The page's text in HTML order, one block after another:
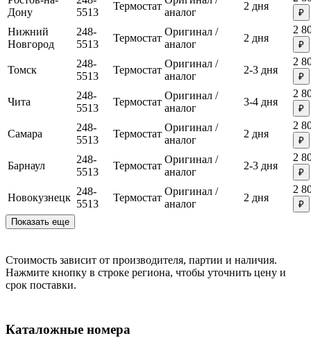
Дону
5513
Термостат
аналог
2 дня
₽
Нижний
Новгород
248-
5513
Термостат
Оригинал /
аналог
2 дня
2
₽
Томск
248-
5513
Термостат
Оригинал /
аналог
2-3 дня
2
₽
Чита
248-
5513
Термостат
Оригинал /
аналог
3-4 дня
2
₽
Самара
248-
5513
Термостат
Оригинал /
аналог
2 дня
2
₽
Барнаул
248-
5513
Термостат
Оригинал /
аналог
2-3 дня
2
₽
Новокузнецк
248-
5513
Термостат
Оригинал /
аналог
2 дня
2
₽
Показать еще
Стоимость зависит от производителя, партии и наличия.
Нажмите кнопку в строке региона, чтобы уточнить цену и
срок поставки.
Каталожные номера